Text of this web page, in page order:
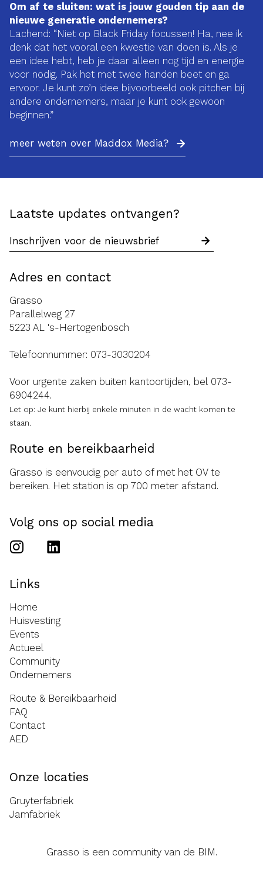
Om af te sluiten: wat is jouw gouden tip aan de
nieuwe generatie ondernemers?
Lachend: “Niet op Black Friday focussen! Ha, nee ik
denk dat het vooral een kwestie van doen is. Als je
een idee hebt, heb je daar alleen nog tijd en energie
voor nodig. Pak het met twee handen beet en ga
ervoor. Je kunt zo’n idee bijvoorbeeld ook pitchen bij
andere ondernemers, maar je kunt ook gewoon
beginnen.”
meer weten over Maddox Media?
Laatste updates ontvangen?
Links
Home
Huisvesting
Events
Actueel
Community
Ondernemers
Route & Bereikbaarheid
FAQ
Contact
AED
Onze locaties
Gruyterfabriek
Jamfabriek
Adres en contact
Grasso
Parallelweg 27
5223 AL 's-Hertogenbosch
Telefoonnummer: 073-3030204
Voor urgente zaken buiten kantoortijden, bel 073-
6904244.
Let op: Je kunt hierbij enkele minuten in de wacht komen te
staan.
Route en bereikbaarheid
Grasso is eenvoudig per auto of met het OV te
bereiken. Het station is op 700 meter afstand.
Volg ons op social media
Grasso is een community van de BIM.